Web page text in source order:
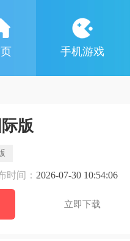
手机游戏
版
时间： 2026-07-30 10:54:06
立即下载